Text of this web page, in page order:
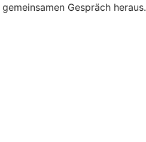
Gespräch heraus.